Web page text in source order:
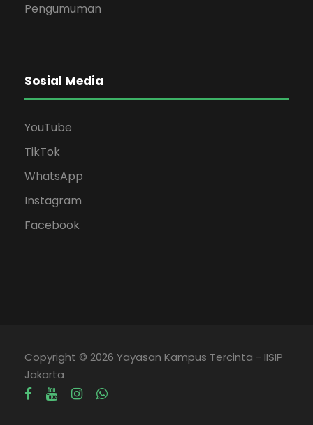
Pengumuman
Sosial Media
YouTube
TikTok
WhatsApp
Instagram
Facebook
Copyright © 2026 Yayasan Kampus Tercinta - IISIP
Jakarta